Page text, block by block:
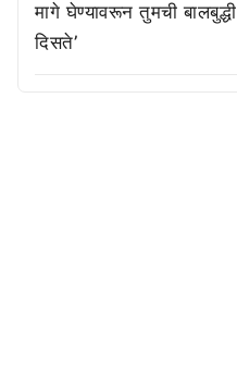
मागे घेण्यावरून तुमची बालबुद्धी
दिसते’